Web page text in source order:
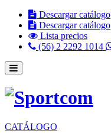
Descargar catálogo
Descargar catálogo
Lista precios
(56) 2 2292 1014
CATÁLOGO